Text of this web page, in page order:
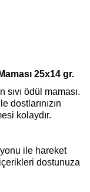
25x14 gr.
ödül maması.
dostlarınızın
kolaydır.
ile hareket
dostunuza